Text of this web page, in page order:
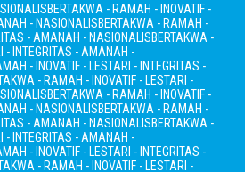
BERTAKWA - RAMAH - INOVATIF -
- NASIONALISBERTAKWA - RAMAH -
- AMANAH - NASIONALISBERTAKWA -
- INTEGRITAS - AMANAH -
- INOVATIF - LESTARI - INTEGRITAS -
- RAMAH - INOVATIF - LESTARI -
BERTAKWA - RAMAH - INOVATIF -
- NASIONALISBERTAKWA - RAMAH -
- AMANAH - NASIONALISBERTAKWA -
- INTEGRITAS - AMANAH -
- INOVATIF - LESTARI - INTEGRITAS -
- RAMAH - INOVATIF - LESTARI -